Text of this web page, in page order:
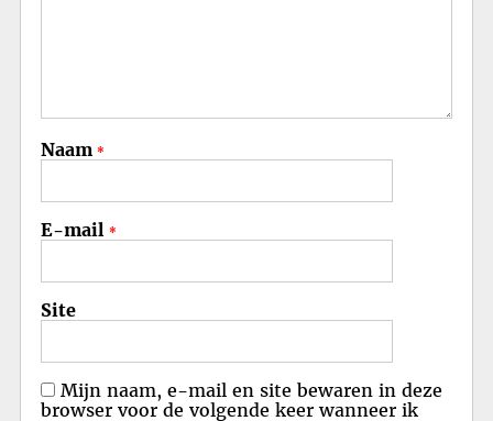
Naam *
E-mail *
Site
Mijn naam, e-mail en site bewaren in deze
browser voor de volgende keer wanneer ik